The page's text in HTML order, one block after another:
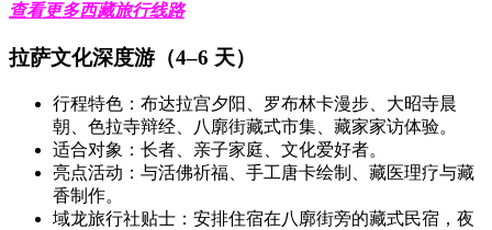
查看更多西藏旅行线路
拉萨文化深度游（4–6 天）
行程特色：布达拉宫夕阳、罗布林卡漫步、大昭寺晨
朝、色拉寺辩经、八廓街藏式市集、藏家家访体验。
适合对象：长者、亲子家庭、文化爱好者。
亮点活动：与活佛祈福、手工唐卡绘制、藏医理疗与藏
香制作。
域龙旅行社贴士：安排住宿在八廓街旁的藏式民宿，夜